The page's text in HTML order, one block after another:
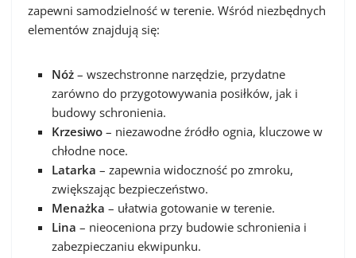
zapewni samodzielność w terenie. Wśród niezbędnych
elementów znajdują się:
Nóż – wszechstronne narzędzie, przydatne
zarówno do przygotowywania posiłków, jak i
budowy schronienia.
Krzesiwo – niezawodne źródło ognia, kluczowe w
chłodne noce.
Latarka – zapewnia widoczność po zmroku,
zwiększając bezpieczeństwo.
Menażka – ułatwia gotowanie w terenie.
Lina – nieoceniona przy budowie schronienia i
zabezpieczaniu ekwipunku.